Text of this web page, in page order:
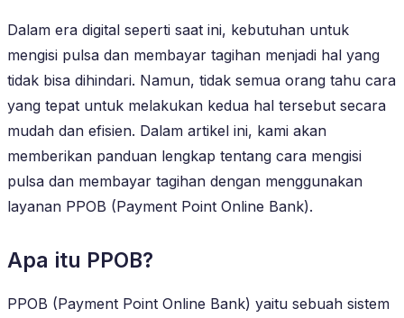
Dalam era digital seperti saat ini, kebutuhan untuk
mengisi pulsa dan membayar tagihan menjadi hal yang
tidak bisa dihindari. Namun, tidak semua orang tahu cara
yang tepat untuk melakukan kedua hal tersebut secara
mudah dan efisien. Dalam artikel ini, kami akan
memberikan panduan lengkap tentang cara mengisi
pulsa dan membayar tagihan dengan menggunakan
layanan PPOB (Payment Point Online Bank).
Apa itu PPOB?
PPOB (Payment Point Online Bank) yaitu sebuah sistem